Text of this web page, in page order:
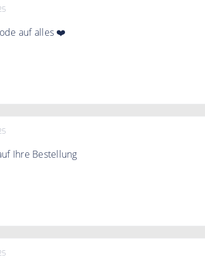
auf alles ❤️
Ihre Bestellung